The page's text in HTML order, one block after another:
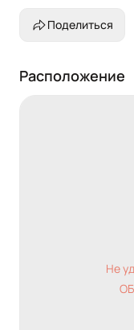
Поделиться
Расположение
Не